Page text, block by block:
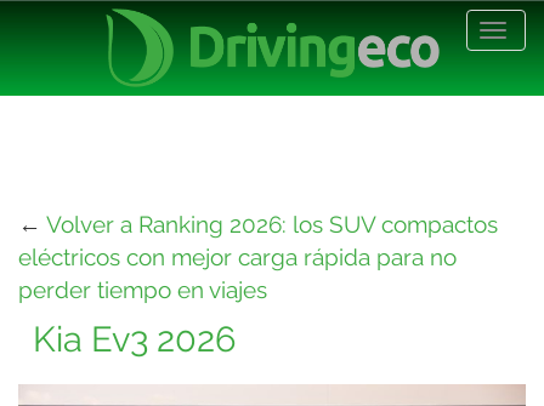
← Volver a Ranking 2026: los SUV compactos
eléctricos con mejor carga rápida para no
perder tiempo en viajes
Kia Ev3 2026